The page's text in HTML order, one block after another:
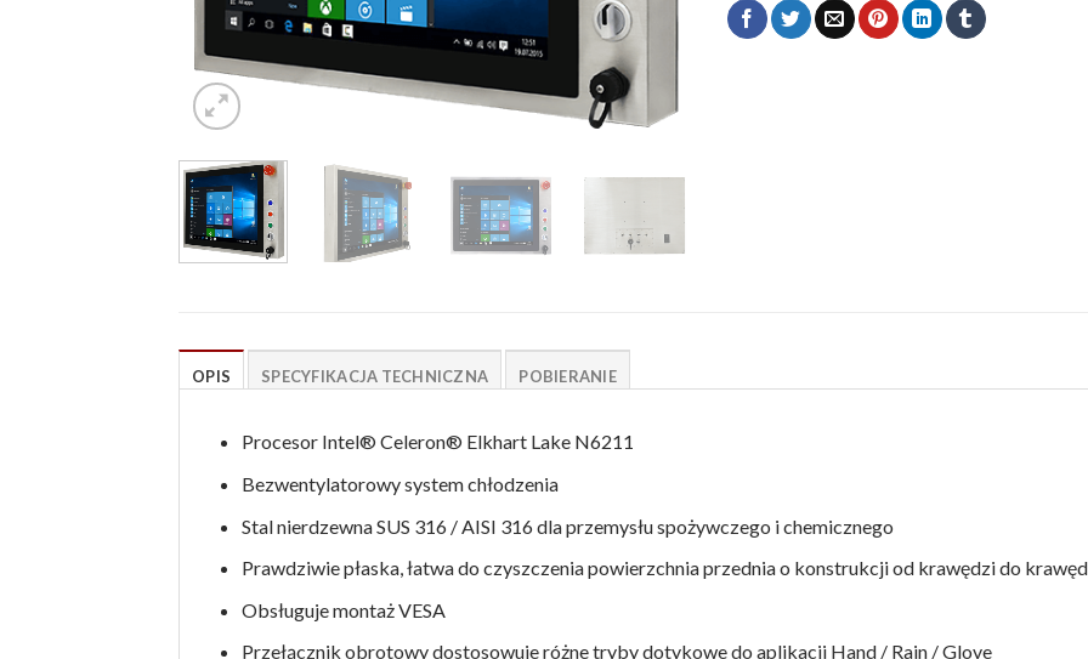
OPIS SPECYFIKACJA TECHNICZNA POBIERANIE
Procesor Intel® Celeron® Elkhart Lake N6211
Bezwentylatorowy system chłodzenia
Stal nierdzewna SUS 316 / AISI 316 dla przemysłu spożywczego i chemicznego
Prawdziwie płaska, łatwa do czyszczenia powierzchnia przednia o konstrukcji od krawędzi do
Obsługuje montaż VESA
Przełącznik obrotowy dostosowuje różne tryby dotykowe do aplikacji Hand / Rain / Glove